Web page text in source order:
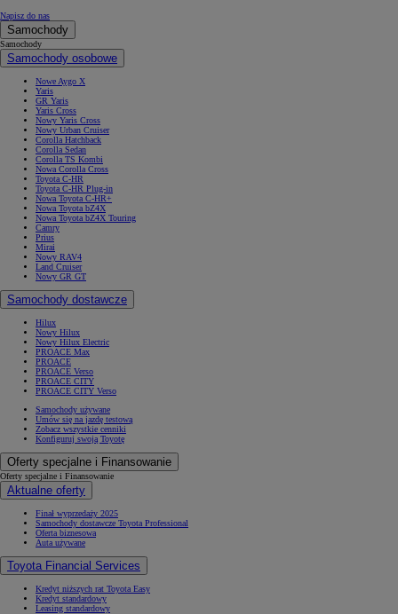
Napisz do nas
Samochody
Samochody
Samochody osobowe
Nowe Aygo X
Yaris
GR Yaris
Yaris Cross
Nowy Yaris Cross
Nowy Urban Cruiser
Corolla Hatchback
Corolla Sedan
Corolla TS Kombi
Nowa Corolla Cross
Toyota C-HR
Toyota C-HR Plug-in
Nowa Toyota C-HR+
Nowa Toyota bZ4X
Nowa Toyota bZ4X Touring
Camry
Prius
Mirai
Nowy RAV4
Land Cruiser
Nowy GR GT
Samochody dostawcze
Hilux
Nowy Hilux
Nowy Hilux Electric
PROACE Max
PROACE
PROACE Verso
PROACE CITY
PROACE CITY Verso
Samochody używane
Umów się na jazdę testową
Zobacz wszystkie cenniki
Konfiguruj swoją Toyotę
Oferty specjalne i Finansowanie
Oferty specjalne i Finansowanie
Aktualne oferty
Finał wyprzedaży 2025
Samochody dostawcze Toyota Professional
Oferta biznesowa
Auta używane
Toyota Financial Services
Kredyt niższych rat Toyota Easy
Kredyt standardowy
Leasing standardowy